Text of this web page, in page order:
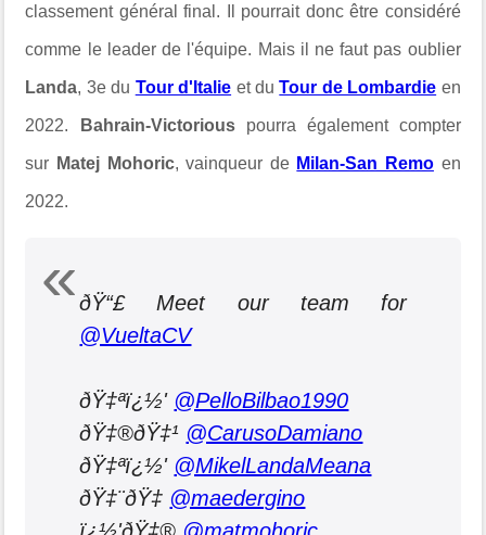
classement général final. Il pourrait donc être considéré
comme le leader de l'équipe. Mais il ne faut pas oublier
Landa, 3e du Tour d'Italie et duTour de Lombardie en
2022. Bahrain-Victoriouspourra également compter
sur Matej Mohoric, vainqueur de Milan-San Remoen
2022.
ðŸ“£ Meet our team for
@VueltaCV
ðŸ‡ªï¿½' @PelloBilbao1990
ðŸ‡®ðŸ‡¹ @CarusoDamiano
ðŸ‡ªï¿½' @MikelLandaMeana
ðŸ‡¨ðŸ‡­ @maedergino